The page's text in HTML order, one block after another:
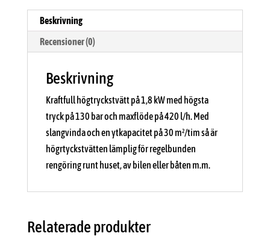
Beskrivning
Recensioner (0)
Beskrivning
Kraftfull högtryckstvätt på 1,8 kW med högsta
tryck på 130 bar och maxflöde på 420 l/h. Med
slangvinda och en ytkapacitet på 30 m²/tim så är
högrtyckstvätten lämplig för regelbunden
rengöring runt huset, av bilen eller båten m.m.
Relaterade produkter